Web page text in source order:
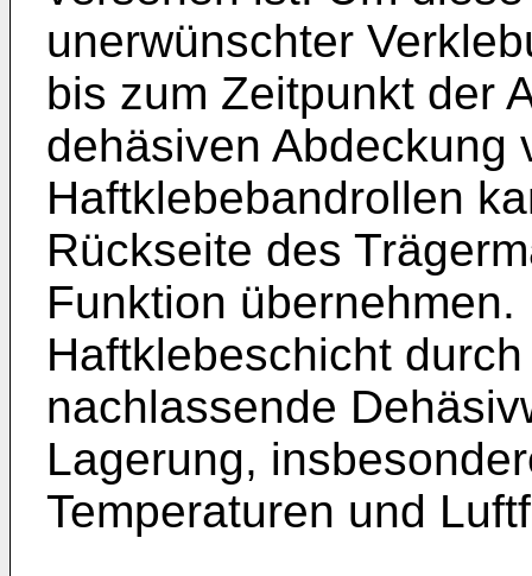
unerwünschter
bis zum Zeitpunkt der
dehäsiven Abdeckung
Haftklebebandrollen
Rückseite des
Funktion
Haftklebeschicht
nachlassende
Lagerung,
Temperaturen und